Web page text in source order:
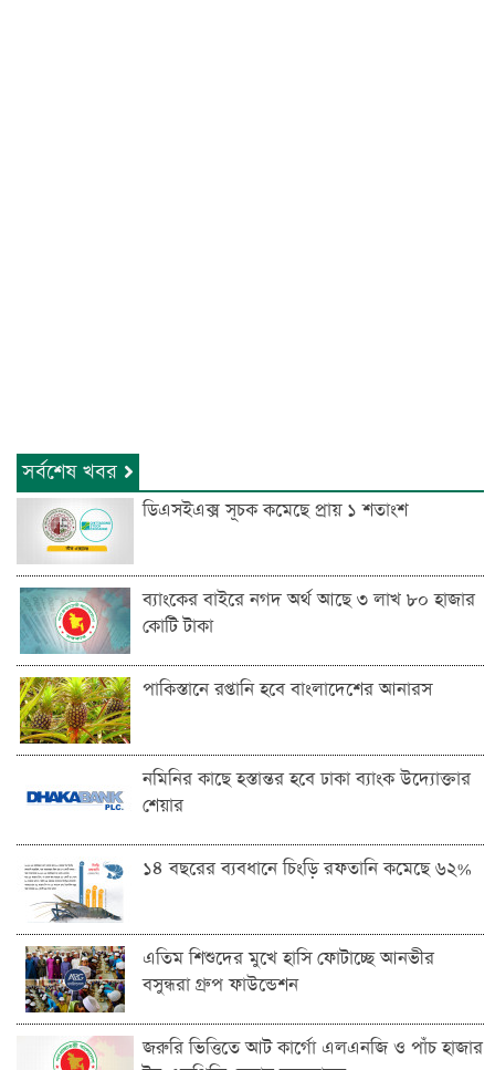
সর্বশেষ খবর
ডিএসইএক্স সূচক কমেছে প্রায় ১ শতাংশ
ব্যাংকের বাইরে নগদ অর্থ আছে ৩ লাখ ৮০ হাজার
কোটি টাকা
পাকিস্তানে রপ্তানি হবে বাংলাদেশের আনারস
নমিনির কাছে হস্তান্তর হবে ঢাকা ব্যাংক উদ্যোক্তার
শেয়ার
১৪ বছরের ব্যবধানে চিংড়ি রফতানি কমেছে ৬২%
এতিম শিশুদের মুখে হাসি ফোটাচ্ছে আনভীর
বসুন্ধরা গ্রুপ ফাউন্ডেশন
জরুরি ভিত্তিতে আট কার্গো এলএনজি ও পাঁচ হাজার